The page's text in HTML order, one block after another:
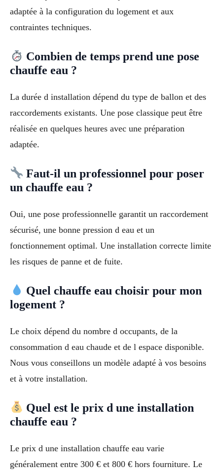
adaptée à la configuration du logement et aux
contraintes techniques.
Combien de temps prend une pose
chauffe eau ?
La durée d installation dépend du type de ballon et des
raccordements existants. Une pose classique peut être
réalisée en quelques heures avec une préparation
adaptée.
Faut-il un professionnel pour poser
un chauffe eau ?
Oui, une pose professionnelle garantit un raccordement
sécurisé, une bonne pression d eau et un
fonctionnement optimal. Une installation correcte limite
les risques de panne et de fuite.
Quel chauffe eau choisir pour mon
logement ?
Le choix dépend du nombre d occupants, de la
consommation d eau chaude et de l espace disponible.
Nous vous conseillons un modèle adapté à vos besoins
et à votre installation.
Quel est le prix d une installation
chauffe eau ?
Le prix d une installation chauffe eau varie
généralement entre 300 € et 800 € hors fourniture. Le